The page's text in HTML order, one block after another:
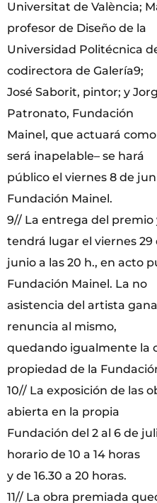
Universitat de València;
profesor de Diseño de la
Universidad Politécnica
codirectora de Galería9;
José Saborit, pintor; y
Patronato, Fundación
Mainel, que actuará
será inapelable– se hará
público el viernes 8 de
Fundación Mainel.
9// La entrega del premio
tendrá lugar el viernes 29
junio a las 20 h., en acto
Fundación Mainel. La no
asistencia del artista
renuncia al mismo,
quedando igualmente la
propiedad de la
10// La exposición de las
abierta en la propia
Fundación del 2 al 6 de
horario de 10 a 14 horas
y de 16.30 a 20 horas.
11// La obra premiada